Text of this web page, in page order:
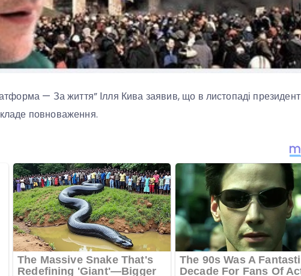
— За життя” Ілля Кива заявив, що в листопаді президент
повноваження.